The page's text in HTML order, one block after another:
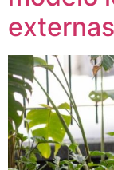
externas